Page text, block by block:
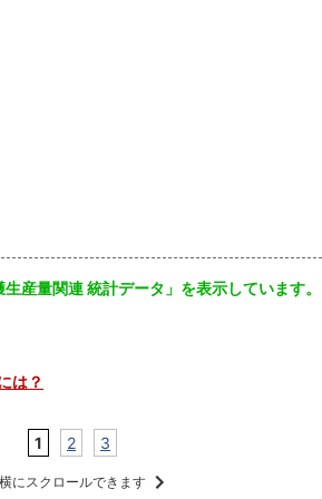
産量関連 統計データ」を表示しています。
は？
1 2 3
横にスクロールできます